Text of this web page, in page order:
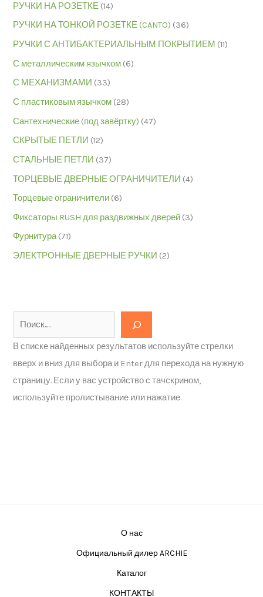
РУЧКИ НА РОЗЕТКЕ (14)
РУЧКИ НА ТОНКОЙ РОЗЕТКЕ (CANTO) (36)
РУЧКИ С АНТИБАКТЕРИАЛЬНЫМ ПОКРЫТИЕМ (11)
С металлическим язычком (6)
С МЕХАНИЗМАМИ (33)
С пластиковым язычком (28)
Сантехнические (под завёртку) (47)
СКРЫТЫЕ ПЕТЛИ (12)
СТАЛЬНЫЕ ПЕТЛИ (37)
ТОРЦЕВЫЕ ДВЕРНЫЕ ОГРАНИЧИТЕЛИ (4)
Торцевые ограничители (6)
Фиксаторы RUSH для раздвижных дверей (3)
Фурнитура (71)
ЭЛЕКТРОННЫЕ ДВЕРНЫЕ РУЧКИ (2)
В списке найденных результатов используйте стрелки
вверх и вниз для выбора и Enter для перехода на нужную
страницу. Если у вас устройство с тачскрином,
используйте пролистывание или нажатие.
О нас
Официальный дилер ARCHIE
Каталог
КОНТАКТЫ